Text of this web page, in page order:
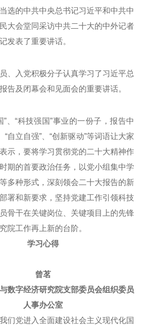
选的中共中央总书记习近平和中共中
大会堂同采访中共二十大的中外记者
发表了重要讲话。
入党积极分子认真学习了习近平总
告及闭幕会和见面会的重要讲话。
“科技强国”事业的一份子，报告中
“自立自强”、“创新驱动”等词语让大家
示，要将学习贯彻党的二十大精神作
期的首要政治任务，以党小组集中学
多种形式，深刻领会二十大报告的新
署和新要求，坚持党建工作引领科技
骨干在关键岗位、关键项目上的先锋
院工作再上新的台阶。
学习心得
曾茗
字经济研究院支部委员会组织委员
人事办公室
党进入全面建设社会主义现代化国